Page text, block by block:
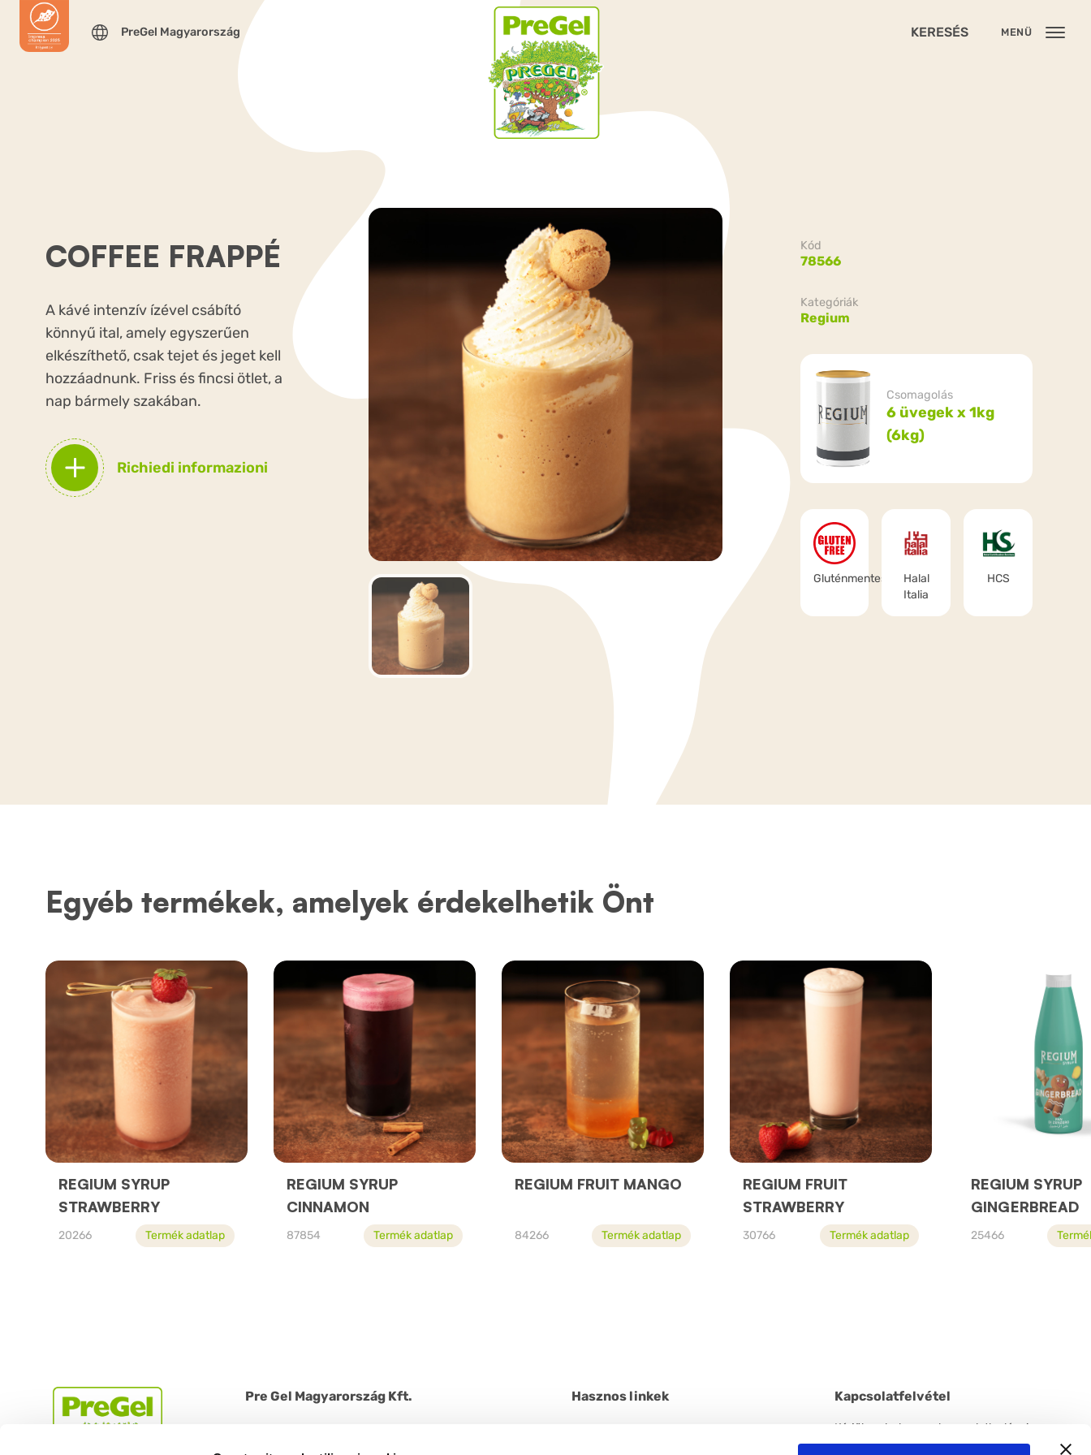
PreGel Magyarország KERESÉS MENÜ
COFFEE FRAPPÉ
A kávé intenzív ízével csábító
könnyű ital, amely egyszerűen
elkészíthető, csak tejet és jeget kell
hozzáadnunk. Friss és fincsi ötlet, a
nap bármely szakában.
Richiedi informazioni
Kód
78566
Kategóriák
Regium
Csomagolás
6 üvegek x 1kg
(6kg)
Gluténmentes
Halal
Italia
HCS
Egyéb termékek, amelyek érdekelhetik Önt
REGIUM SYRUP
STRAWBERRY
20266 Termék adatlap
REGIUM SYRUP
CINNAMON
87854 Termék adatlap
REGIUM FRUIT MANGO
84266 Termék adatlap
REGIUM FRUIT
STRAWBERRY
30766 Termék adatlap
REGIUM SYRUP
GINGERBREAD
25466
Pre Gel Magyarország Kft. Hasznos linkek Kapcsolatfelvétel
Kérjük ne habozzon kapcsolatba lépni
velünk! Érdeklődését szeretettel várjuk a